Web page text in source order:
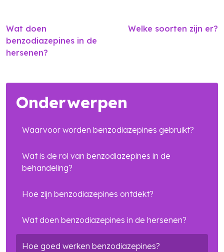
Zoek in alle artikelen
search
Wat doen
benzodiazepines in de
hersenen?
Welke soorten zijn er?
Onderwerpen
Waarvoor worden benzodiazepines gebruikt?
Wat is de rol van benzodiazepines in de
behandeling?
Hoe zijn benzodiazepines ontdekt?
Wat doen benzodiazepines in de hersenen?
Hoe goed werken benzodiazepines?